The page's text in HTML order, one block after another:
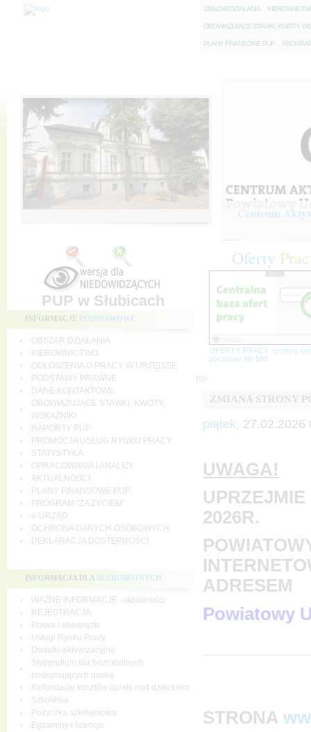
OBSZAR DZIAŁANIA K
OBOWIĄZUJĄCE STAWKI, KWOTY,
PLANY FINANSOWE PUP P
Centrum
PUP w Słubicach
INFORMACJE PODSTAWOWE
OBSZAR DZIAŁANIA
KIEROWNICTWO
OGŁOSZENIA O PRACY W URZĘDZIE
PODSTAWY PRAWNE
DANE KONTAKTOWE
OBOWIĄZUJĄCE STAWKI, KWOTY,
WSKAŹNIKI
RAPORTY PUP
PROMOCJA USŁUG RYNKU PRACY
STATYSTYKA
OPRACOWANIA I ANALIZY
AKTUALNOŚCI
PLANY FINANSOWE PUP
PROGRAM "ZA ŻYCIEM"
e-URZĄD
OCHRONA DANYCH OSOBOWYCH
DEKLARACJA DOSTĘPNOŚCI
INFORMACJA DLA BEZROBOTNYCH
WAŻNE INFORMACJE -aktualności
REJESTRACJA
Prawa i obowiązki
Usługi Rynku Pracy
Dodatki aktywizacyjne
Stypendium dla bezrobotnych
podejmujących naukę
Refundacje kosztów opieki nad dzieckiem
Szkolenia
Pożyczka szkoleniowa
Egzaminy i licencje
Oferty
OFERTY PRACY -proszę
pocztowy 69-100
BIP
ZMIANA STRONY
piątek, 27.02.2026
UWAGA!
2026R.
ADRESEM
Powiatowy
STRONA